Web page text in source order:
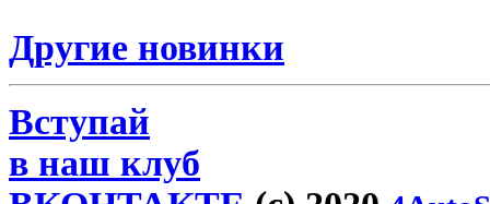
Другие новинки
Вступай
в наш клуб